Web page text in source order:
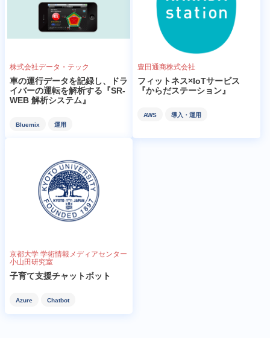
株式会社データ・テック
車の運行データを記録し、ドラ
イバーの運転を解析する『SR-
WEB 解析システム』
Bluemix 運用
豊田通商株式会社
フィットネス×IoTサービス
『からだステーション』
AWS 導入・運用
京都大学 学術情報メディアセンター
小山田研究室
子育て支援チャットボット
Azure Chatbot